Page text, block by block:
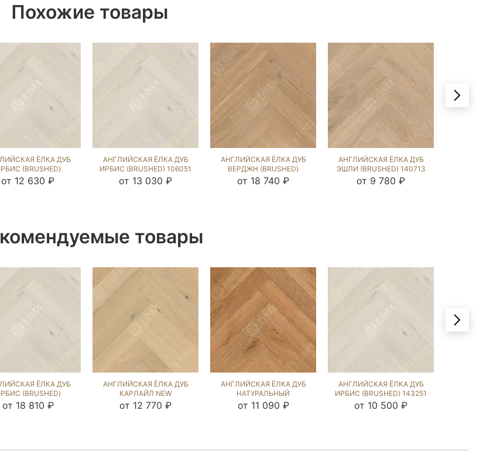
Похожие товары
ЁЛКА ДУБ
(BRUSHED)
213092
от 12 630 ₽
АНГЛИЙСКАЯ ЁЛКА ДУБ
ИРБИС (BRUSHED) 106051
от 13 030 ₽
АНГЛИЙСКАЯ ЁЛКА ДУБ
ВЕРДЖН (BRUSHED)
103043
от 18 740 ₽
АНГЛИЙСКАЯ ЁЛКА ДУБ
ЭШЛИ (BRUSHED) 140713
от 9 780 ₽
товары
ЁЛКА ДУБ
(BRUSHED)
102935
от 18 810 ₽
АНГЛИЙСКАЯ ЁЛКА ДУБ
КАРЛАЙЛ NEW
(BRUSHED) 213707
от 12 770 ₽
АНГЛИЙСКАЯ ЁЛКА ДУБ
НАТУРАЛЬНЫЙ
(BRUSHED) 132657
от 11 090 ₽
АНГЛИЙСКАЯ ЁЛКА ДУБ
ИРБИС (BRUSHED) 143251
от 10 500 ₽